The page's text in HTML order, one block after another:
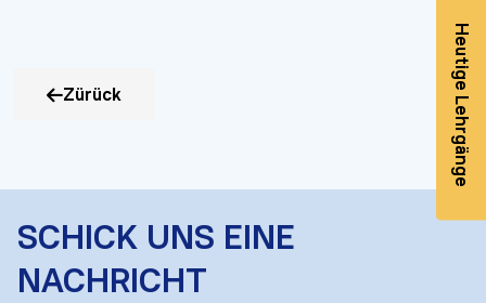
Zürück
SCHICK UNS EINE
NACHRICHT
Heutige Lehrgänge